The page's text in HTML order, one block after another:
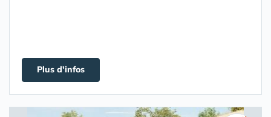
Plus d'infos